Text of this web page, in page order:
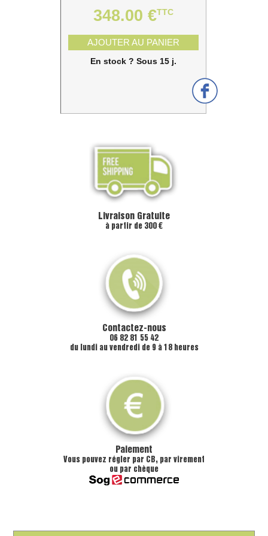
348.00 €TTC
AJOUTER AU PANIER
En stock ? Sous 15 j.
Livraison Gratuite
à partir de 300 €
Contactez-nous
06 82 81 55 42
du lundi au vendredi de 9 à 18 heures
Paiement
Vous pouvez régler par CB, par virement
ou par chèque